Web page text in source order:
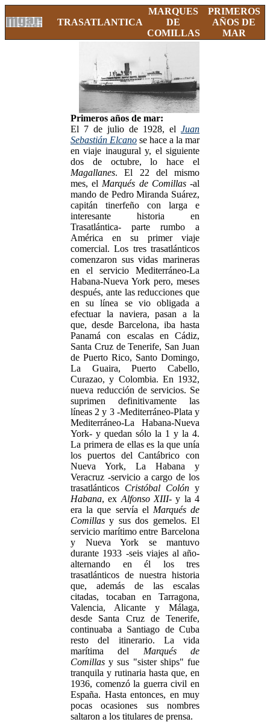
TRASATLANTICA
MARQUES
DE
COMILLAS
PRIMEROS
AÑOS DE
MAR
Primeros años de mar:
El 7 de julio de 1928, el Juan
Sebastián Elcano se hace a la mar
en viaje inaugural y, el siguiente
dos de octubre, lo hace el
Magallanes. El 22 del mismo
mes, el Marqués de Comillas-al
mando de Pedro Miranda Suárez,
capitán tinerfeño con larga e
interesante historia en
Trasatlántica- parte rumbo a
América en su primer viaje
comercial. Los tres trasatlánticos
comenzaron sus vidas marineras
en el servicio Mediterráneo-La
Habana-Nueva York pero, meses
después, ante las reducciones que
en su línea se vio obligada a
efectuar la naviera, pasan a la
que, desde Barcelona, iba hasta
Panamá con escalas en Cádiz,
Santa Cruz de Tenerife, San Juan
de Puerto Rico, Santo Domingo,
La Guaira, Puerto Cabello,
Curazao, y Colombia. En 1932,
nueva reducción de servicios. Se
suprimen definitivamente las
líneas 2 y 3 -Mediterráneo-Plata y
Mediterráneo-La Habana-Nueva
York- y quedan sólo la 1 y la 4.
La primera de ellas es la que unía
los puertos del Cantábrico con
Nueva York, La Habana y
Veracruz -servicio a cargo de los
trasatlánticos Cristóbal Colón y
Habana, ex Alfonso XIII- y la 4
era la que servía el Marqués de
Comillas y sus dos gemelos. El
servicio marítimo entre Barcelona
y Nueva York se mantuvo
durante 1933 -seis viajes al año-
alternando en él los tres
trasatlánticos de nuestra historia
que, además de las escalas
citadas, tocaban en Tarragona,
Valencia, Alicante y Málaga,
desde Santa Cruz de Tenerife,
continuaba a Santiago de Cuba
resto del itinerario. La vida
marítima del Marqués de
Comillas y sus "sister ships" fue
tranquila y rutinaria hasta que, en
1936, comenzó la guerra civil en
España. Hasta entonces, en muy
pocas ocasiones sus nombres
saltaron a los titulares de prensa.